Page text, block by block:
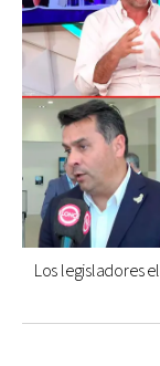
Los legisladores